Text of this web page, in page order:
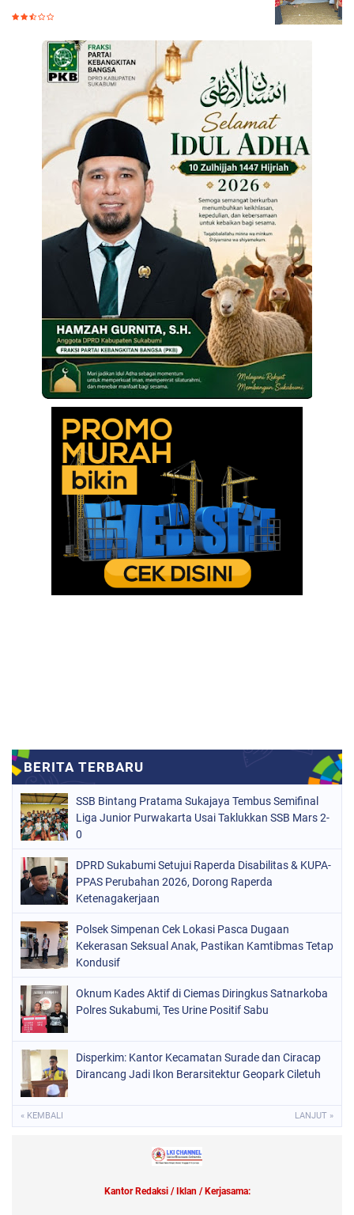
SSB Bintang Pratama Sukajaya Tembus Semifinal
Liga Junior Purwakarta Usai Taklukkan SSB Mars 2-
0
DPRD Sukabumi Setujui Raperda Disabilitas & KUPA-
PPAS Perubahan 2026, Dorong Raperda
Ketenagakerjaan
Polsek Simpenan Cek Lokasi Pasca Dugaan
Kekerasan Seksual Anak, Pastikan Kamtibmas Tetap
Kondusif
Oknum Kades Aktif di Ciemas Diringkus Satnarkoba
Polres Sukabumi, Tes Urine Positif Sabu
Disperkim: Kantor Kecamatan Surade dan Ciracap
Dirancang Jadi Ikon Berarsitektur Geopark Ciletuh
« KEMBALI LANJUT »
Kantor Redaksi / Iklan / Kerjasama: